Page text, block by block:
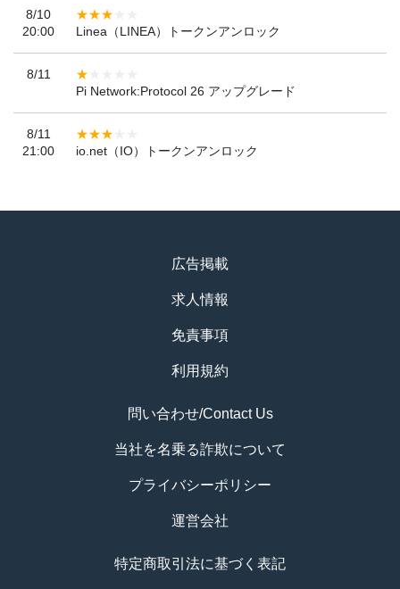
8/10
20:00
Linea（LINEA）トークンアンロック
8/11
Pi Network:Protocol 26 アップグレード
8/11
21:00
io.net（IO）トークンアンロック
広告掲載
求人情報
免責事項
利用規約
問い合わせ/Contact Us
当社を名乗る詐欺について
プライバシーポリシー
運営会社
特定商取引法に基づく表記